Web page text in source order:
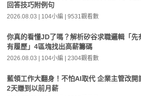
回答技巧附例句
2026.08.03 | 104小編 | 9531觀看數
你真的看懂JD了嗎？解析矽谷求職邏輯「先
有履歷」4區塊找出高薪籌碼
2026.08.03 | 104小編 | 2304觀看數
藍領工作大翻身！不怕AI取代 企業主管改開
2天賺到以前月薪